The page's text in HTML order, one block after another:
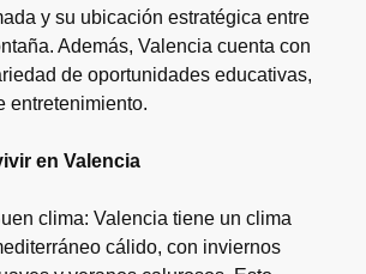
y su ubicación estratégica entre
Además, Valencia cuenta con
de oportunidades educativas,
entretenimiento.
en Valencia
clima: Valencia tiene un clima
cálido, con inviernos